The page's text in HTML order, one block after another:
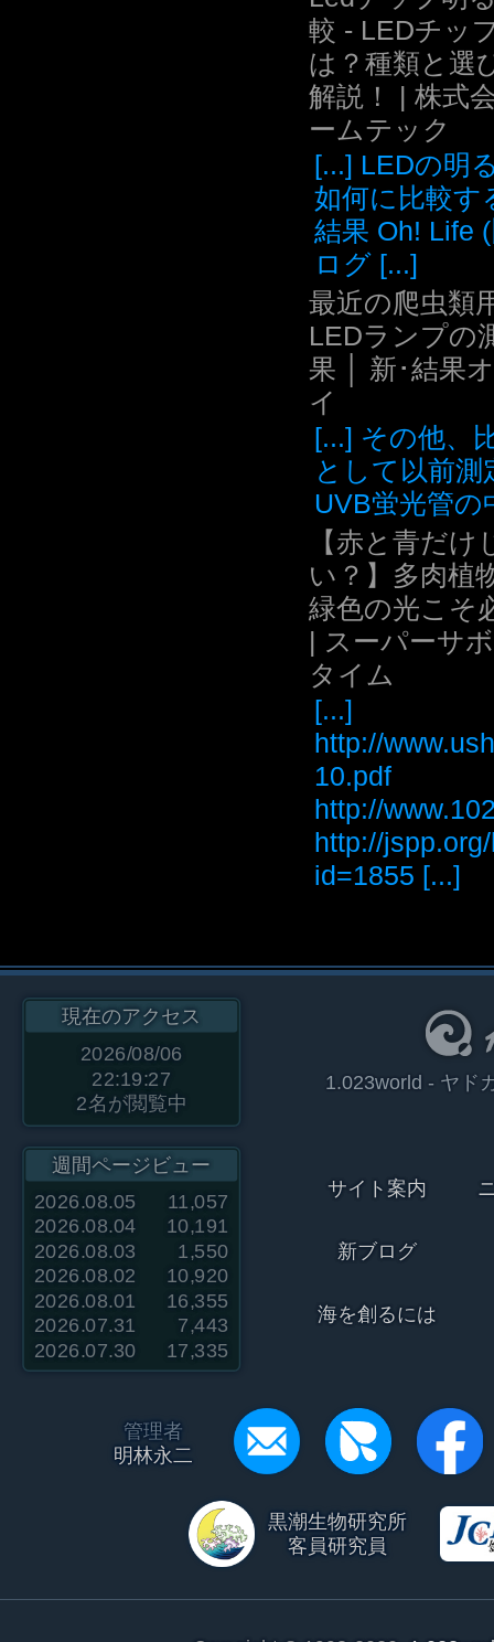
較 - LEDチッ
は？種類と選
解説！ | 株式
ームテック
[...] LEDの明
如何に比較す
結果 Oh! Life
ログ [...]
最近の爬虫類
LEDランプの
果 │ 新･結果
イ
[...] その他、
として以前測
UVB蛍光管の
【赤と青だけ
い？】多肉植
緑色の光こそ
| スーパーサ
タイム
[...]
http://
10.pdf
http://
http://
id=1855 [...]
現在のアクセス
2026/08/06
22:19:27
2名が閲覧中
週間ページビュー
2026.08.05
11,057
2026.08.04
10,191
2026.08.03
1,550
2026.08.02
10,920
2026.08.01
16,355
2026.07.31
7,443
2026.07.30
17,335
1.023world - ヤド
サイト案内
新ブログ
海を創るには
管理者
明林永二
黒潮生物研究所
客員研究員